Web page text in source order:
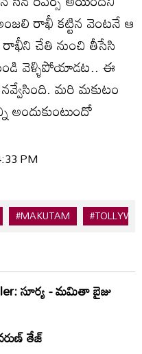
రాఖీ కట్టిన వెంటనే ఆ
చేతి నుంచి తీసేసి
వెళ్ళిపోయాడట.. ఈ
మరి మకుటం
PM
#MAKUTAM
సూర్య - మమితా బైజు
తేజ్